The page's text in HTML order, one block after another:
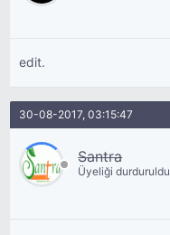
edit.
30-08-2017, 03:15:47
Santra
Üyeliği durduruldu